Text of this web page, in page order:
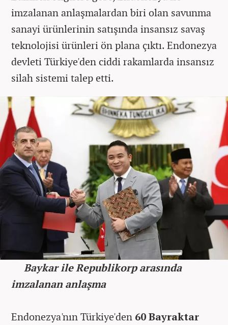
imzalanan anlaşmalardan biri olan savunma
sanayi ürünlerinin satışında insansız savaş
teknolojisi ürünleri ön plana çıktı. Endonezya
devleti Türkiye'den ciddi rakamlarda insansız
silah sistemi talep etti.
Baykar ile Republikorp arasında
imzalanan anlaşma
Endonezya'nın Türkiye'den 60 Bayraktar